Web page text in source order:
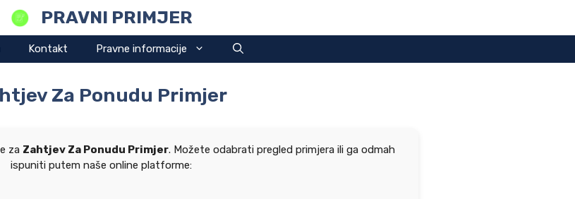
PRAVNI PRIMJER
Kontakt Pravne informacije
Za Ponudu Primjer
za Zahtjev Za Ponudu Primjer. Možete odabrati pregled primjera ili ga odmah
ispuniti putem naše online platforme: